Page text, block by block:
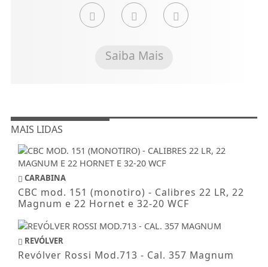
Saiba Mais
MAIS LIDAS
CARABINA
CBC mod. 151 (monotiro) - Calibres 22 LR, 22
Magnum e 22 Hornet e 32-20 WCF
REVÓLVER
Revólver Rossi Mod.713 - Cal. 357 Magnum